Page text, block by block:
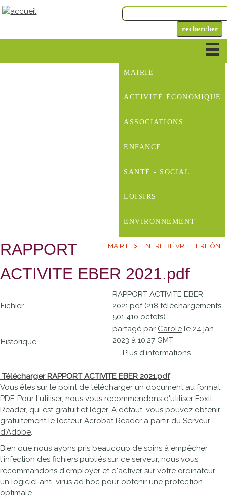
MAIRIE
ACTIVITÉ ÉCONOMIQUE
ASSOCIATIONS
ENFANCE
SANTÉ - SOCIAL
LOISIRS
ENVIRONNEMENT
MAIRIE ENTRE BIÈVRE ET RHÔNE
RAPPORT
ACTIVITE EBER 2021.pdf
Fichier
RAPPORT ACTIVITE EBER
2021.pdf (218 téléchargements,
501 410 octets)
Historique
partagé par Carole le 24 jan.
2023 à 10:27 GMT
Plus d'informations
Télécharger RAPPORT ACTIVITE EBER 2021.pdf
Vous êtes sur le point de télécharger un document au format
PDF. Pour l'utiliser, nous vous recommendons d'utiliser Foxit
Reader, qui est gratuit et léger. A défaut, vous pouvez obtenir
gratuitement le lecteur Acrobat Reader à partir du Serveur
d'Adobe.
Bien que nous ayons pris beaucoup de soins à empêcher
l'infection des fichiers publiés sur ce serveur, nous vous
recommandons d'employer et d'activer sur votre ordinateur
un logiciel anti-virus ad hoc pour obtenir une protection
optimale.